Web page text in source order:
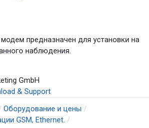
предназначен для установки на
наблюдения.
GmbH
& Support
Оборудование и цены
GSM, Ethernet.